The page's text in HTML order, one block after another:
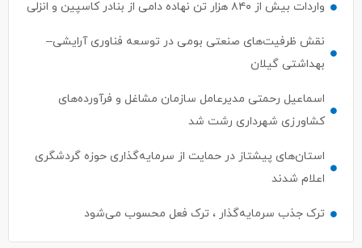
نقش ظرفیت‌های صنعتی بومی در توسعه فناوری آرایشی–
بهداشتی گیلان
اسماعیل رحمتی مدیرعامل سازمان مشاغل و فرآورده‌های
استان‌های پیشتاز در حمایت از سرمایه‌گذاری حوزه گردشگری
ترک جذب سرمایه‌گذار ، ترک فعل محسوب می‌شود